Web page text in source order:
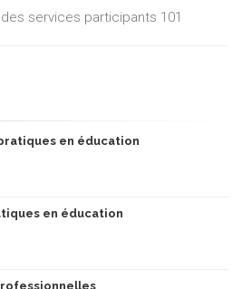
services participants 101
en éducation
en éducation